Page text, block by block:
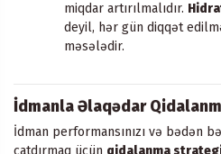
miqdar artırılmalıdır.
deyil, hər gün diqqət
məsələdir.
İdmanla Əlaqədar
İdman performansınızı və bədən